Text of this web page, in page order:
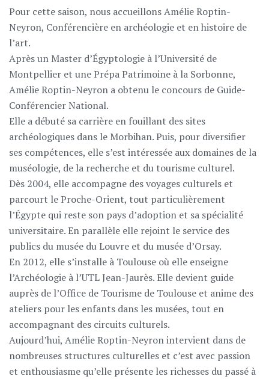
Pour cette saison, nous accueillons Amélie Roptin-
Neyron, Conférencière en archéologie et en histoire de
l’art.
Après un Master d’Égyptologie à l’Université de
Montpellier et une Prépa Patrimoine à la Sorbonne,
Amélie Roptin-Neyron a obtenu le concours de Guide-
Conférencier National.
Elle a débuté sa carrière en fouillant des sites
archéologiques dans le Morbihan. Puis, pour diversifier
ses compétences, elle s’est intéressée aux domaines de la
muséologie, de la recherche et du tourisme culturel.
Dès 2004, elle accompagne des voyages culturels et
parcourt le Proche-Orient, tout particulièrement
l’Égypte qui reste son pays d’adoption et sa spécialité
universitaire. En parallèle elle rejoint le service des
publics du musée du Louvre et du musée d’Orsay.
En 2012, elle s’installe à Toulouse où elle enseigne
l’Archéologie à l’UTL Jean-Jaurès. Elle devient guide
auprès de l’Office de Tourisme de Toulouse et anime des
ateliers pour les enfants dans les musées, tout en
accompagnant des circuits culturels.
Aujourd’hui, Amélie Roptin-Neyron intervient dans de
nombreuses structures culturelles et c’est avec passion
et enthousiasme qu’elle présente les richesses du passé à